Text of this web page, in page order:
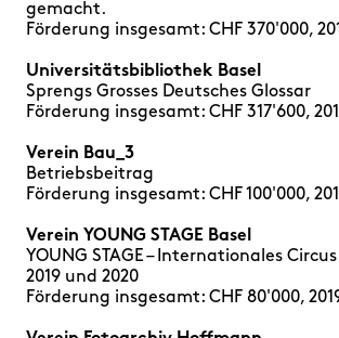
gemacht.
Förderung insgesamt: CHF 370'000,
Universitätsbibliothek Basel
Sprengs Grosses Deutsches Glossar
Förderung insgesamt: CHF 317'600,
Verein Bau_3
Betriebsbeitrag
Förderung insgesamt: CHF 100'000,
Verein YOUNG STAGE Basel
YOUNG STAGE – Internationales
2019 und 2020
Förderung insgesamt: CHF 80'000,